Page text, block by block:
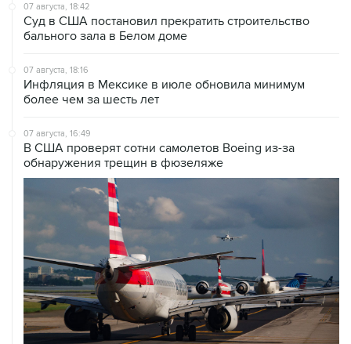
07 августа, 18:42
Суд в США постановил прекратить строительство
бального зала в Белом доме
07 августа, 18:16
Инфляция в Мексике в июле обновила минимум
более чем за шесть лет
07 августа, 16:49
В США проверят сотни самолетов Boeing из-за
обнаружения трещин в фюзеляже